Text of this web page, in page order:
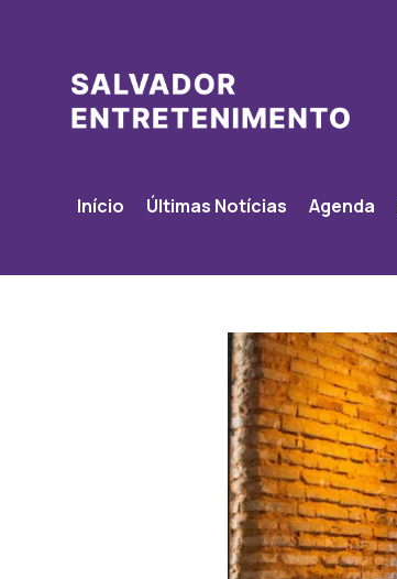
Início Últimas Notícias Agenda